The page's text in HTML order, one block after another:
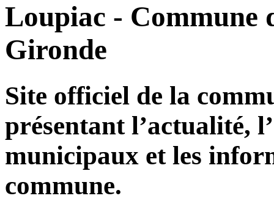
Loupiac - Commune
Gironde
Site officiel de la
présentant l’actualité,
municipaux et les
commune.